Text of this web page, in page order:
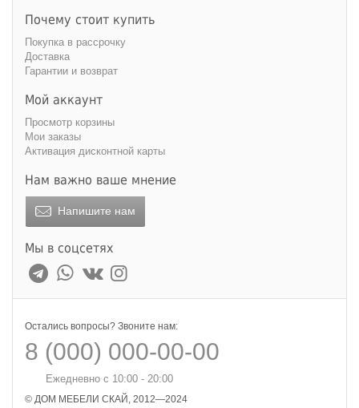
Почему стоит купить
Покупка в рассрочку
Доставка
Гарантии и возврат
Мой аккаунт
Просмотр корзины
Мои заказы
Активация дисконтной карты
Нам важно ваше мнение
Напишите нам
Мы в соцсетях
Остались вопросы? Звоните нам:
8 (000) 000-00-00
Ежедневно с 10:00 - 20:00
© ДОМ МЕБЕЛИ СКАЙ, 2012—2024